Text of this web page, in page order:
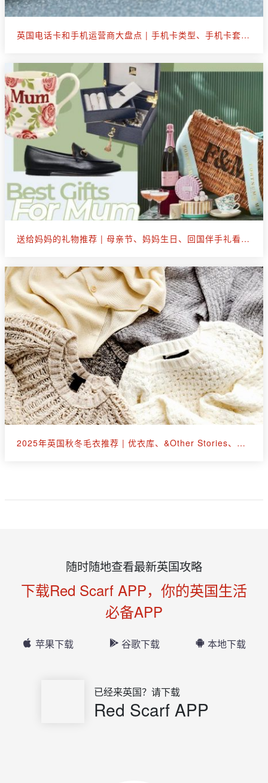
英国电话卡和手机运营商大盘点 | 手机卡类型、手机卡套餐选购
送给妈妈的礼物推荐 | 母亲节、妈妈生日、回国伴手礼看这篇就够了
2025年英国秋冬毛衣推荐 | 优衣库、&Other Stories、拉夫劳伦等30+款
随时随地查看最新英国攻略
下载Red Scarf APP，你的英国生活
必备APP
苹果下载 谷歌下载 本地下载
已经来英国？请下载
Red Scarf APP